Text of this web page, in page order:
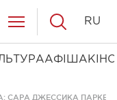
АФІША КІНО
RU
САРА ДЖЕССИКА ПАРКЕР